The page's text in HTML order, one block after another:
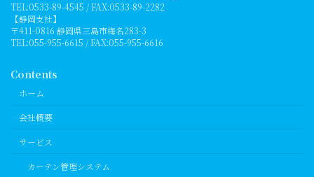
TEL:0533-89-4545 / FAX:0533-89-2282
【静岡支社】
〒411-0816 静岡県三島市梅名283-3
TEL:055-955-6615 / FAX:055-955-6616
Contents
ホーム
会社概要
サービス
カーテン管理システム